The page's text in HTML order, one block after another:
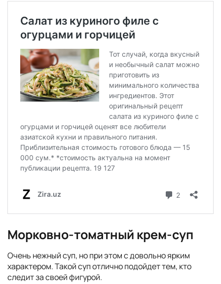
Морковно-томатный крем-суп
Очень нежный суп, но при этом с довольно ярким
характером. Такой суп отлично подойдет тем, кто
следит за своей фигурой.